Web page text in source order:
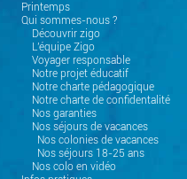
Printemps
Qui sommes-nous ?
Découvrir zigo
L'équipe Zigo
Voyager responsable
Notre projet éducatif
Notre charte pédagogique
Notre charte de confidentalité
Nos garanties
Nos séjours de vacances
Nos colonies de vacances
Nos séjours 18-25 ans
Nos colo en vidéo